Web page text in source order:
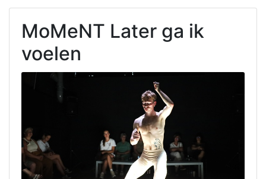
MoMeNT Later ga ik
voelen